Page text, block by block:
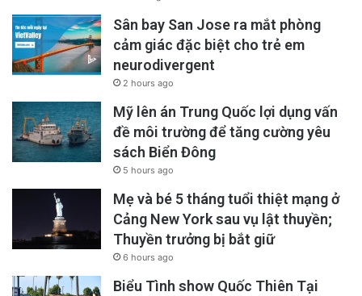
Hiện tại, California có 75 địa điểm lấy mẫu
nước thải và mức độ hoạt động của virus
COVID-19 đang cao.
Sân bay San Jose ra mắt phòng
cảm giác đặc biệt cho trẻ em
neurodivergent
2 hours ago
Mỹ lên án Trung Quốc lợi dụng vấn
đề môi trường để tăng cường yêu
sách Biển Đông
5 hours ago
Mẹ và bé 5 tháng tuổi thiệt mạng ở
Cảng New York sau vụ lật thuyền;
Thuyền trưởng bị bắt giữ
6 hours ago
Biểu Tình show Quốc Thiên Tại